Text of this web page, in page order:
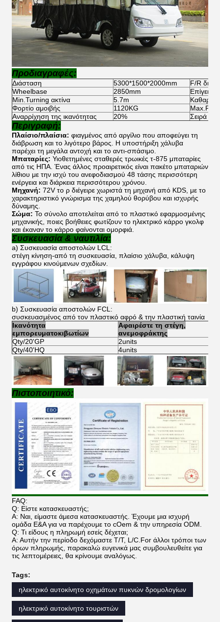
Προδιαγραφές:
Διάσταση 5300*1500*2000mm
F/R
Wheelbase
2850mm
Επίγεια
Min.Turning ακτίνα
5.7m
Καθαρό
Φορτίο αμοιβής
1120KG
Αναρρίχηση της ικανότητας
20% Σειρά
Περιγραφή:
Πλαίσιο/πλαίσια: φιαγμένος από αργίλιο που αποφεύγει τη
διάβρωση και το λιγότερο βάρος. Η υποστήριξη χάλυβα
παρέχει τη μεγάλα αντοχή και το αντι-σπάσιμο.
Μπαταρίες: Υιοθετημένες σταθερές τρωικές τ-875 μπαταρίες
από τις ΗΠΑ. Ένας άλλος προαιρετικός είναι πακέτο μπαταριών
λίθιου με την ισχύ του ανεφοδιασμού 48 τάσης περισσότερη
ενέργεια και διάρκεια περισσότερου χρόνου.
Μηχανή: 72V το ρ διέγειρε χωριστά τη μηχανή από KDS, με το
χαρακτηριστικό γνώρισμα της χαμηλού θορύβου και ισχυρής
δύναμης.
Σώμα: Το σύνολο αποτελείται από το πλαστικό εφαρμοσμένης
μηχανικής, ποιες βοήθειες φωτίζουν το ηλεκτρικό κάρρο γκολφ
και έκαναν το κάρρο φαίνονται ομορφιά.
Συσκευασία & ναυτιλία:
a) Συσκευασία αποστολών LCL:
στέγη κίνηση-από τη συσκευασία, πλαίσιο χάλυβα, κάλυψη
εγγράφου κινούμενων σχεδίων.
b) Συσκευασία αποστολών FCL:
συσκευασμένος από τον πλαστικό αφρό & την πλαστική ταινία
Ικανότητα
εμπορευματοκιβωτίων
Αφαιρέστε τη στέγη,
ανεμοφράκτης
Qty/20'GP
2units
Qty/40'HQ
4units
Πιστοποιητικό:
FAQ:
Q: Είστε κατασκευαστής;
Α: Ναι, είμαστε άμεσα κατασκευαστής. Έχουμε μια ισχυρή
ομάδα Ε&Α για να παρέχουμε το cOem & την υπηρεσία ODM.
Q: Τι είδους η πληρωμή εσείς δέχεται;
Α: Αυτήν την περίοδο δεχόμαστε T/T, L/C.For άλλοι τρόποι των
όρων πληρωμής, παρακαλώ ευγενικά μας συμβουλευθείτε για
τις λεπτομέρειες, θα κρίνουμε αναλόγως.
Tags:
ηλεκτρικό αυτοκίνητο οχημάτων πυκνών δρομολογίων
ηλεκτρικό αυτοκίνητο τουριστών